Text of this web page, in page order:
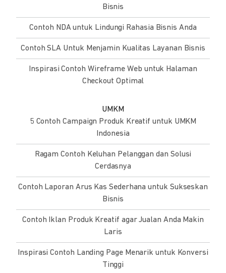
Bisnis
Contoh NDA untuk Lindungi Rahasia Bisnis Anda
Contoh SLA Untuk Menjamin Kualitas Layanan Bisnis
Inspirasi Contoh Wireframe Web untuk Halaman
Checkout Optimal
UMKM
5 Contoh Campaign Produk Kreatif untuk UMKM
Indonesia
Ragam Contoh Keluhan Pelanggan dan Solusi
Cerdasnya
Contoh Laporan Arus Kas Sederhana untuk Sukseskan
Bisnis
Contoh Iklan Produk Kreatif agar Jualan Anda Makin
Laris
Inspirasi Contoh Landing Page Menarik untuk Konversi
Tinggi